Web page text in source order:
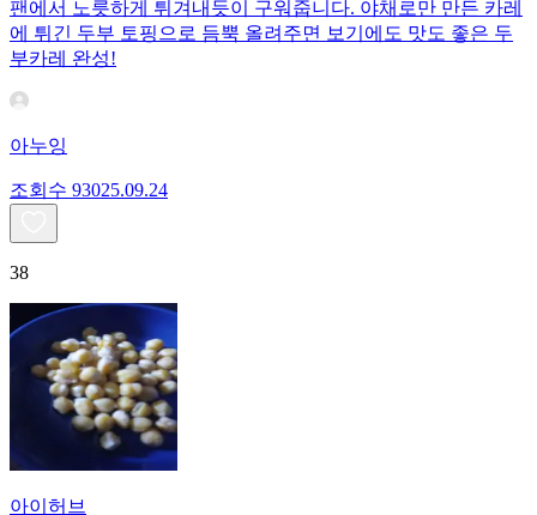
팬에서 노릇하게 튀겨내듯이 구워줍니다. 야채로만 만든 카레
에 튀긴 두부 토핑으로 듬뿍 올려주면 보기에도 맛도 좋은 두
부카레 완성!
아누잉
조회수 93025.09.24
38
아이허브